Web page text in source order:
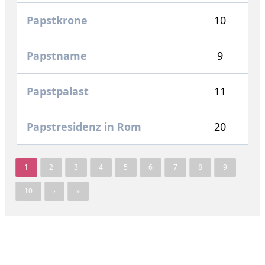
Papstkrone 10
Papstname 9
Papstpalast 11
Papstresidenz in Rom 20
1 2 3 4 5 6 7 8 9
10 › »